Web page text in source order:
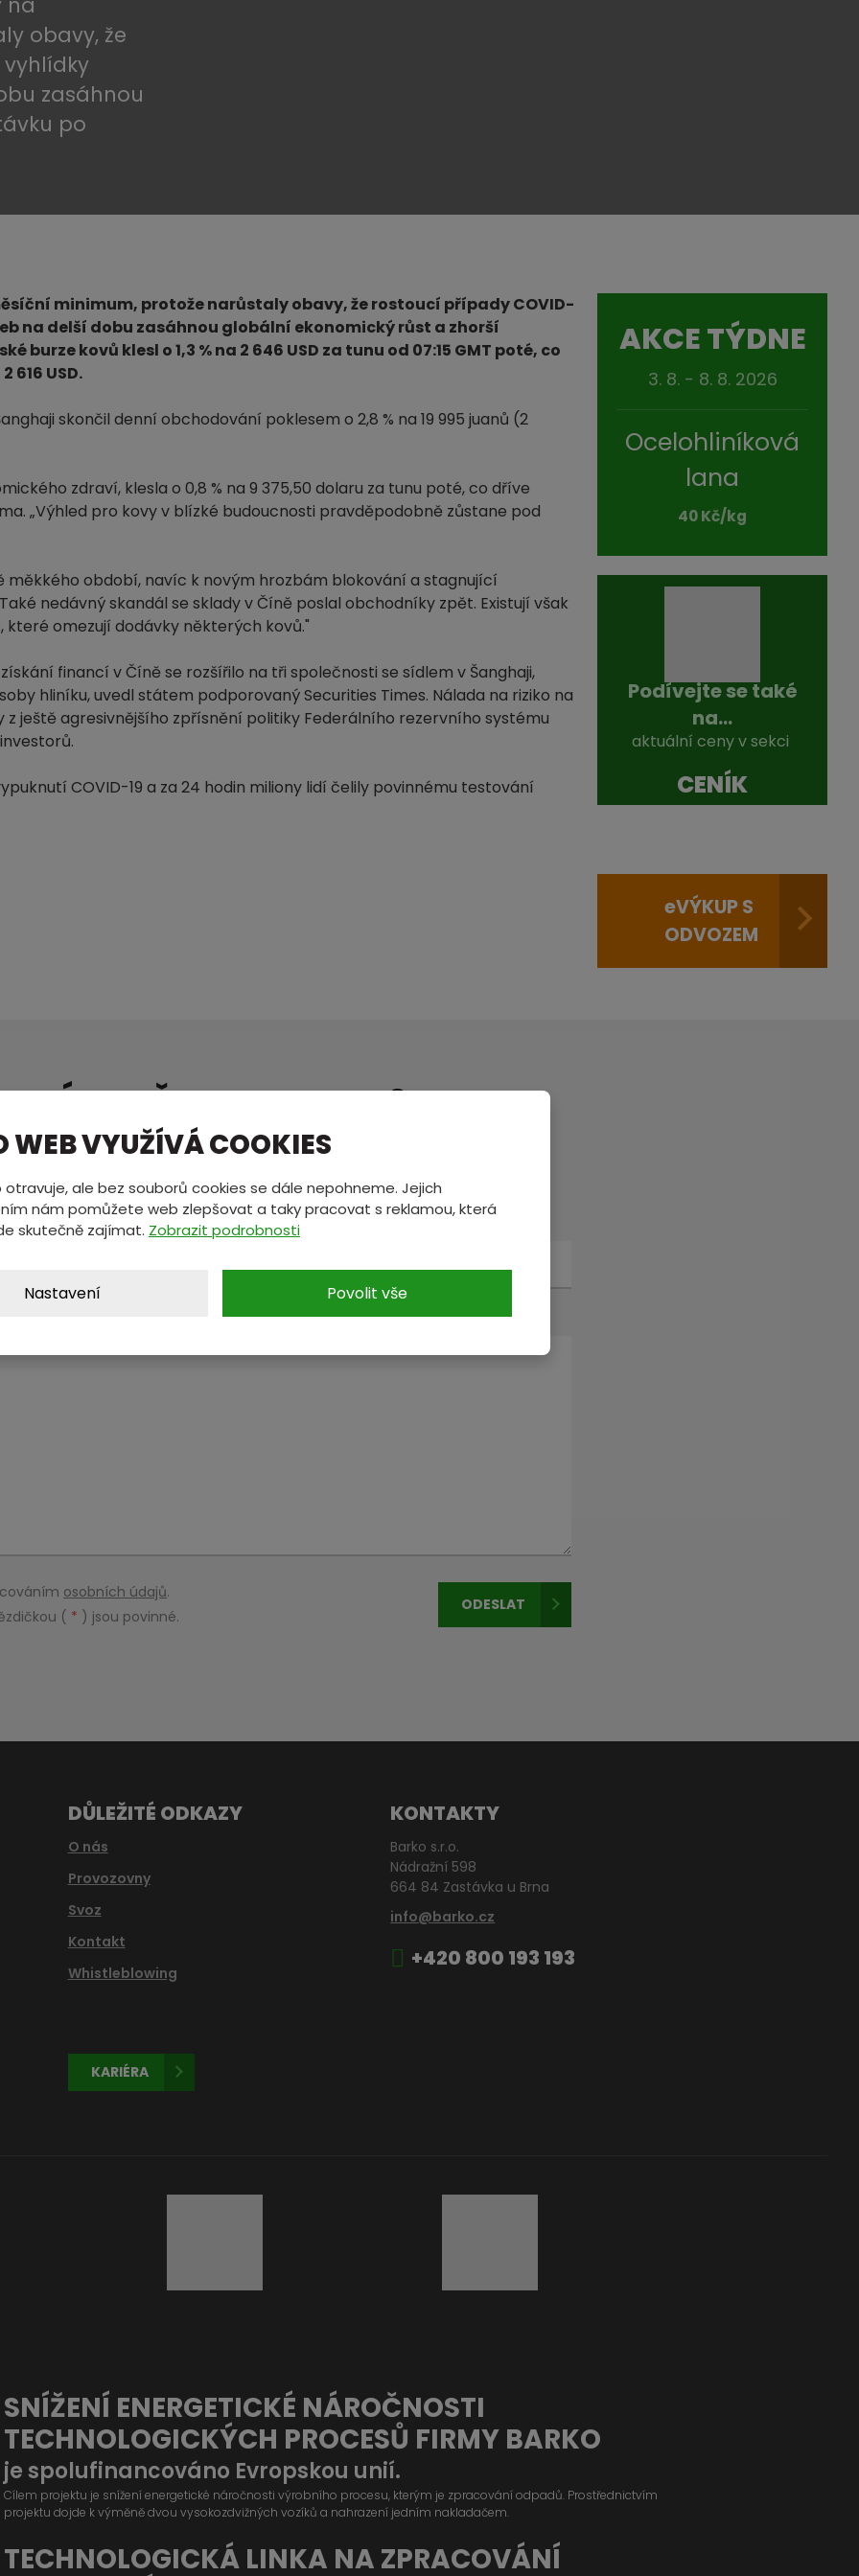
obavy, že
vyhlídky
zasáhnou
po
minimum, protože narůstaly obavy, že rostoucí případy COVID-
na delší dobu zasáhnou globální ekonomický růst a zhorší
kovů klesl o 1,3 % na 2 646 USD za tunu od 07:15 GMT poté, co
616 USD.
skončil denní obchodování poklesem o 2,8 % na 19 995 juanů (2
zdraví, klesla o 0,8 % na 9 375,50 dolaru za tunu poté, co dříve
„Výhled pro kovy v blízké budoucnosti pravděpodobně zůstane pod
období, navíc k novým hrozbám blokování a stagnující
nedávný skandál se sklady v Číně poslal obchodníky zpět. Existují však
omezují dodávky některých kovů."
financí v Číně se rozšířilo na tři společnosti se sídlem v Šanghaji,
hliníku, uvedl státem podporovaný Securities Times. Nálada na riziko na
ještě agresivnějšího zpřísnění politiky Federálního rezervního systému
COVID-19 a za 24 hodin miliony lidí čelily povinnému testování
AKCE TÝDNE
3. 8. - 8. 8. 2026
Ocelohliníková
lana
40 Kč/kg
Podívejte se také
na...
aktuální ceny v sekci
CENÍK
eVÝKUP S
ODVOZEM
MÁTE NĚCO NA SRDCI?
nám zprávu a my se vám ozveme.
* E-mail *
osobních údajů.
( * ) jsou povinné.
ODESLAT
DŮLEŽITÉ ODKAZY
O nás
Provozovny
Svoz
Kontakt
Whistleblowing
KARIÉRA
KONTAKTY
Barko s.r.o.
Nádražní 598
664 84 Zastávka u Brna
info@barko.cz
+420 800 193 193
SNÍŽENÍ ENERGETICKÉ NÁROČNOSTI
TECHNOLOGICKÝCH PROCESŮ FIRMY BARKO
je spolufinancováno Evropskou unií.
Cílem projektu je snížení energetické náročnosti výrobního procesu, kterým je zpracování odpadů. Prostřednictvím
projektu dojde k výměně dvou vysokozdvižných vozíků a nahrazení jedním nakladačem.
TECHNOLOGICKÁ LINKA NA ZPRACOVÁNÍ
WEB VYUŽÍVÁ COOKIES
otravuje, ale bez souborů cookies se dále nepohneme. Jejich
nám pomůžete web zlepšovat a taky pracovat s reklamou, která
skutečně zajímat. Zobrazit podrobnosti
Nastavení Povolit vše